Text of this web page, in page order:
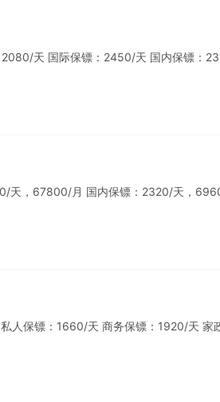
天 国际保镖：2450/天 国内保镖：
天，67800/月 国内保镖：2320/天，
人保镖：1660/天 商务保镖：1920/天 家